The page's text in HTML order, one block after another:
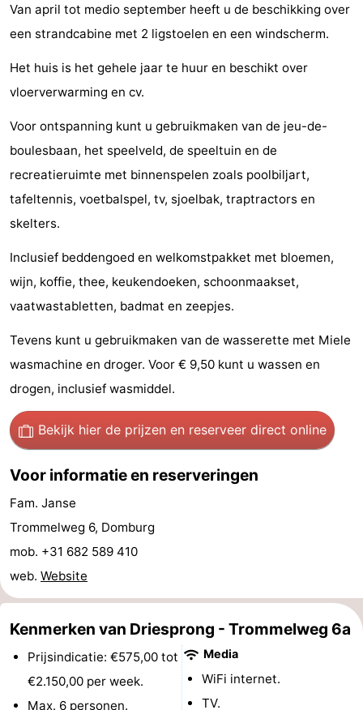
Wandelen
-
Golfbanen
Eten
en
drinken
Ringrijden
Mondriaan
Toorop
Evenementen
Praktisch
Forum
Route
Parkeren
Reisboekenwinkel
Nieuws
Medische
adressen
Regio
Zeeland
Schouwen-
Duiveland
Renesse
-
Van april tot medio september heeft u de beschikking over
een strandcabine met 2 ligstoelen en een windscherm.
Het huis is het gehele jaar te huur en beschikt over
vloerverwarming en cv.
Voor ontspanning kunt u gebruikmaken van de jeu-de-
boulesbaan, het speelveld, de speeltuin en de
recreatieruimte met binnenspelen zoals poolbiljart,
tafeltennis, voetbalspel, tv, sjoelbak, traptractors en
skelters.
Inclusief beddengoed en welkomstpakket met bloemen,
wijn, koffie, thee, keukendoeken, schoonmaakset,
vaatwastabletten, badmat en zeepjes.
Tevens kunt u gebruikmaken van de wasserette met Miele
wasmachine en droger. Voor € 9,50 kunt u wassen en
drogen, inclusief wasmiddel.
Bekijk hier de prijzen en reserveer direct online
Voor informatie en reserveringen
Fam. Janse
Trommelweg 6, Domburg
mob. +31 682 589 410
web. Website
Kenmerken van Driesprong - Trommelweg 6a
Prijsindicatie: €575,00 tot
€2.150,00 per week.
Max. 6 personen.
Media
WiFi internet.
TV.